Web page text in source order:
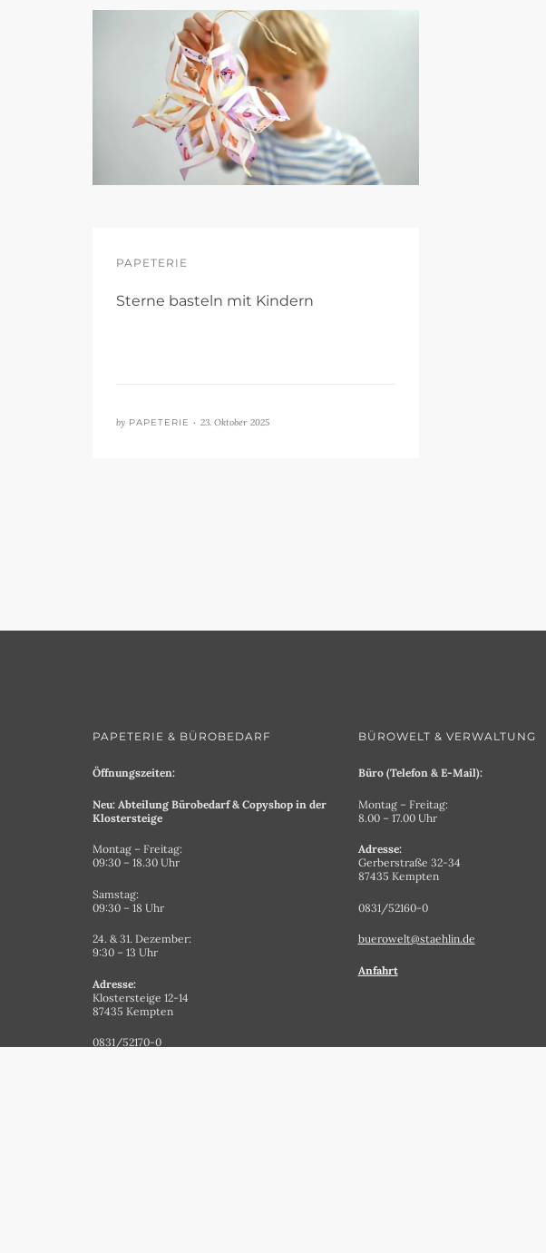
PAPETERIE
Sterne basteln mit Kindern
by PAPETERIE • 23. Oktober 2025
PAPETERIE & BÜROBEDARF
Öffnungszeiten:
Neu: Abteilung Bürobedarf & Copyshop in der
Klostersteige
Montag – Freitag:
09:30 – 18.30 Uhr
Samstag:
09:30 – 18 Uhr
24. & 31. Dezember:
9:30 – 13 Uhr
Adresse:
Klostersteige 12-14
87435 Kempten
0831/52170-0
BÜROWELT & VERWALTUNG
Büro (Telefon & E-Mail):
Montag – Freitag:
8.00 – 17.00 Uhr
Adresse:
Gerberstraße 32-34
87435 Kempten
0831/52160-0
buerowelt@staehlin.de
Anfahrt